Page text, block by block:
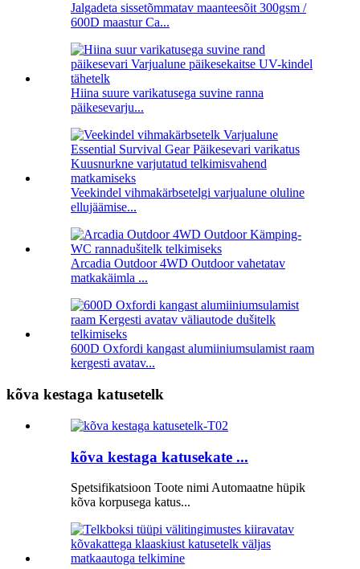
Jalgadeta sissetõmmatav maanteesõit 300gsm /
600D maastur Ca...
Hiina suure varikatusega suvine ranna
päikesevarju...
Veekindel vihmakärbsetelgi varjualune oluline
ellujäämise...
Arcadia Outdoor 4WD Outdoor vahetatav
matkakäimla ...
600D Oxfordi kangast alumiiniumsulamist raam
kergesti avatav...
kõva kestaga katusetelk
kõva kestaga katusekate ...
Spetsifikatsioon Toote nimi Automaatne hüpik
kõva korpusega katus...